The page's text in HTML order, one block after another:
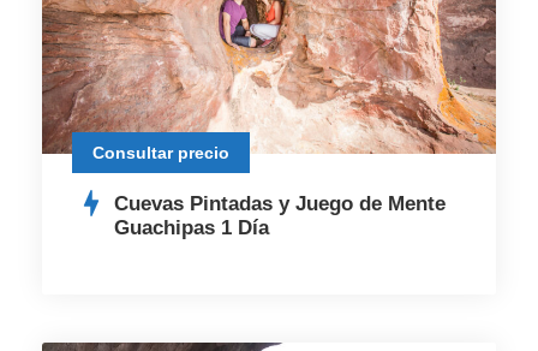
Consultar precio
Cuevas Pintadas y Juego de Mente
Guachipas 1 Día